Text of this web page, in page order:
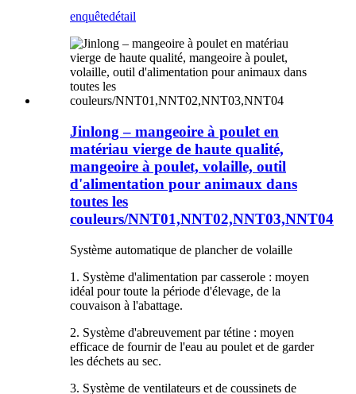
enquêtedétail
Jinlong – mangeoire à poulet en
matériau vierge de haute qualité,
mangeoire à poulet, volaille, outil
d'alimentation pour animaux dans
toutes les
couleurs/NNT01,NNT02,NNT03,NNT04
Système automatique de plancher de volaille
1. Système d'alimentation par casserole : moyen
idéal pour toute la période d'élevage, de la
couvaison à l'abattage.
2. Système d'abreuvement par tétine : moyen
efficace de fournir de l'eau au poulet et de garder
les déchets au sec.
3. Système de ventilateurs et de coussinets de